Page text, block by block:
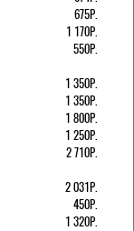
675Р.
1 170Р.
550Р.
1 350Р.
1 350Р.
1 800Р.
1 250Р.
2 710Р.
2 031Р.
450Р.
1 320Р.